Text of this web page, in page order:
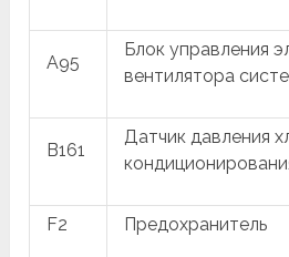
A95
Блок управления
вентилятора
B161
Датчик давления
F2 Предохранитель